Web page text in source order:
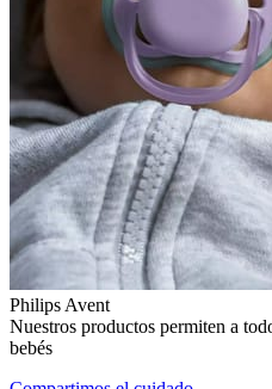
Philips Avent
Nuestros productos permiten a
bebés